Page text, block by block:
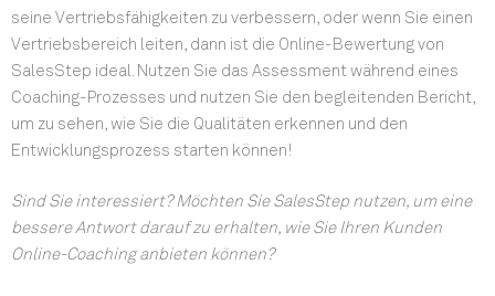
seine Vertriebsfähigkeiten zu verbessern, oder wenn Sie einen
Vertriebsbereich leiten, dann ist die Online-Bewertung von
SalesStep ideal. Nutzen Sie das Assessment während eines
Coaching-Prozesses und nutzen Sie den begleitenden Bericht,
um zu sehen, wie Sie die Qualitäten erkennen und den
Entwicklungsprozess starten können!
Sind Sie interessiert? Möchten Sie SalesStep nutzen, um eine
bessere Antwort darauf zu erhalten, wie Sie Ihren Kunden
Online-Coaching anbieten können?